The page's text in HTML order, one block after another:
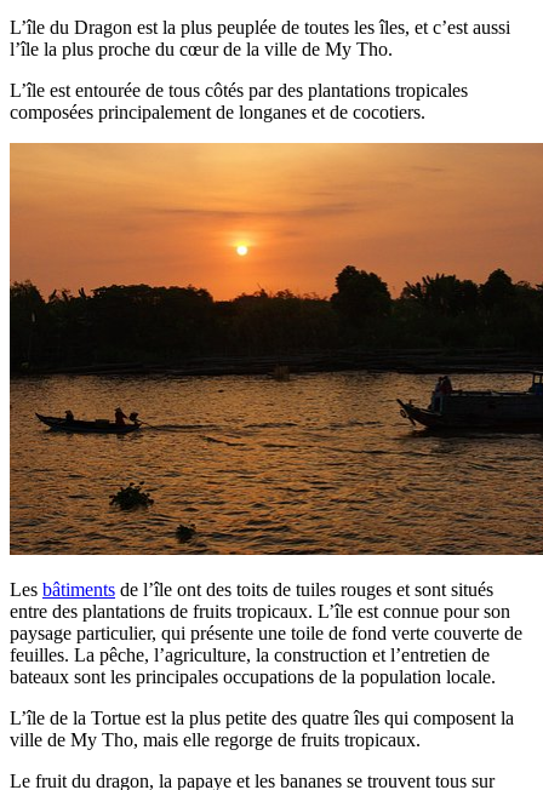
L’île du Dragon est la plus peuplée de toutes les îles, et c’est aussi
l’île la plus proche du cœur de la ville de My Tho.
L’île est entourée de tous côtés par des plantations tropicales
composées principalement de longanes et de cocotiers.
Les bâtiments de l’île ont des toits de tuiles rouges et sont situés
entre des plantations de fruits tropicaux. L’île est connue pour son
paysage particulier, qui présente une toile de fond verte couverte de
feuilles. La pêche, l’agriculture, la construction et l’entretien de
bateaux sont les principales occupations de la population locale.
L’île de la Tortue est la plus petite des quatre îles qui composent la
ville de My Tho, mais elle regorge de fruits tropicaux.
Le fruit du dragon, la papaye et les bananes se trouvent tous sur